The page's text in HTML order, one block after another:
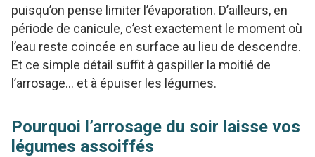
puisqu’on pense limiter l’évaporation. D’ailleurs, en
période de canicule, c’est exactement le moment où
l’eau reste coincée en surface au lieu de descendre.
Et ce simple détail suffit à gaspiller la moitié de
l’arrosage… et à épuiser les légumes.
Pourquoi l’arrosage du soir laisse vos
légumes assoiffés